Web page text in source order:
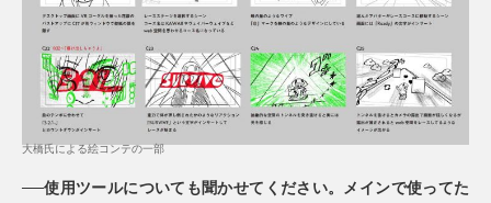
大橋氏による絵コンテの一部
──使用ツールについても聞かせてください。メインで使ってた